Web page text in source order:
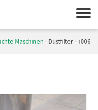
Maschinen -Dustfilter – i006